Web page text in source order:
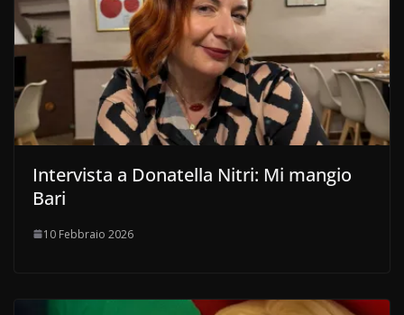
Intervista a Donatella Nitri: Mi mangio
Bari
10 Febbraio 2026